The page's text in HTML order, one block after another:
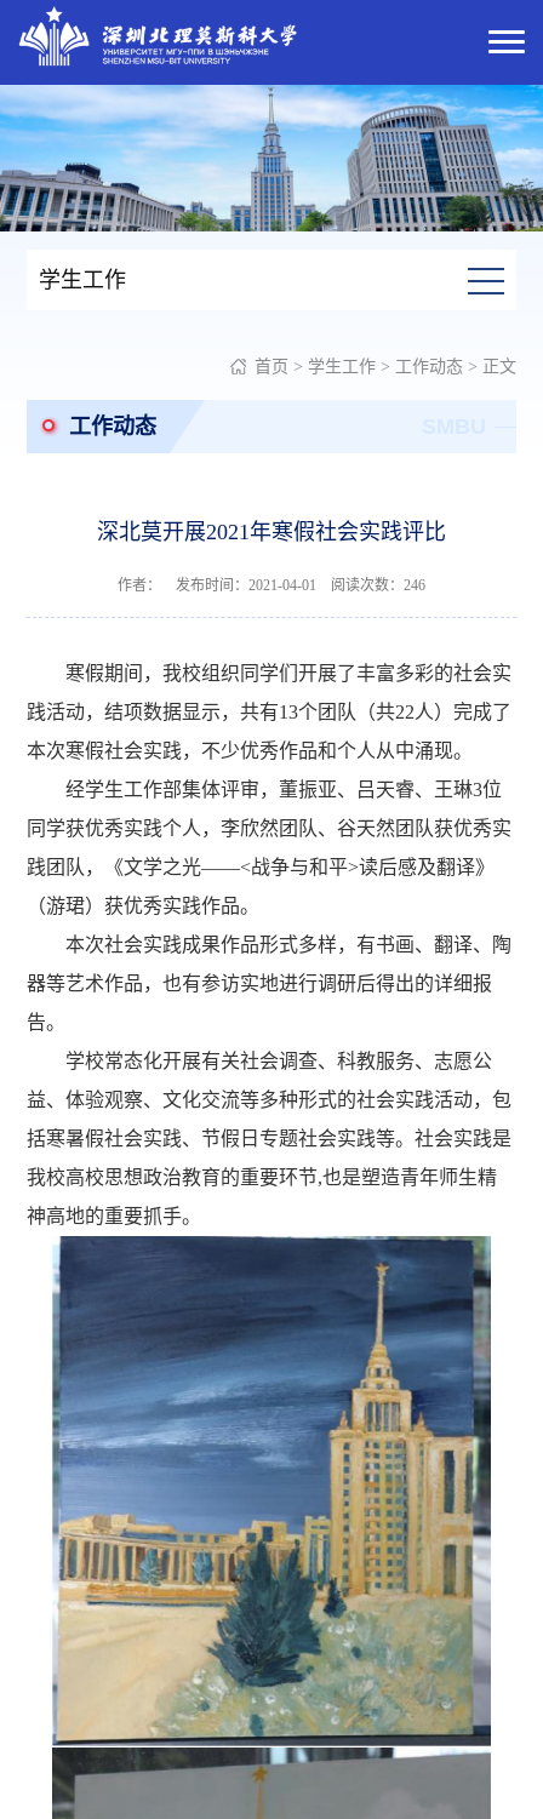
学生工作
首页 > 学生工作> 工作动态> 正文
工作动态
深北莫开展2021年寒假社会实践评比
作者： 发布时间：2021-04-01 阅读次数： 246
寒假期间，我校组织同学们开展了丰富多彩的社会实
践活动，结项数据显示，共有13个团队（共22人）完成了
本次寒假社会实践，不少优秀作品和个人从中涌现。
经学生工作部集体评审，董振亚、吕天睿、王琳3位
同学获优秀实践个人，李欣然团队、谷天然团队获优秀实
践团队，《文学之光——<战争与和平>读后感及翻译》
（游珺）获优秀实践作品。
本次社会实践成果作品形式多样，有书画、翻译、陶
器等艺术作品，也有参访实地进行调研后得出的详细报
告。
学校常态化开展有关社会调查、科教服务、志愿公
益、体验观察、文化交流等多种形式的社会实践活动，包
括寒暑假社会实践、节假日专题社会实践等。社会实践是
我校高校思想政治教育的重要环节,也是塑造青年师生精
神高地的重要抓手。